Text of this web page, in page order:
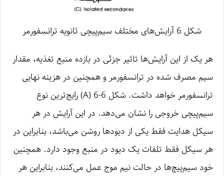
شکل 6 آرایش‌های مختلف سیم‌پیچی ثانویه ترانسفورمر
هر یک از این آرایش‌ها تاثیر جزئی در بازده منبع تغذیه، مقدار
سیم مصرف شده در ترانسفورمر و همچنین در هزینه نهایی
ترانسفورمر خواهد داشت. شکل 6-6 (A) رایج‌ترین نوع
سیم‌پیچی خروجی را نشان می‌دهد. در این آرایش در هر
سیکل هدایت فقط یکی از دیودها روشن می‌باشد، بنابراین در
هر سیکل فقط تلفات یک دیود در منبع وجود دارد. همچنین
خود سیم‌پیچ‌ها در حالت نیم موج عمل می‌کنند، بنابراین هر